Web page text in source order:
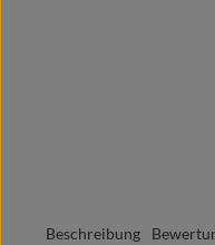
Beschreibung